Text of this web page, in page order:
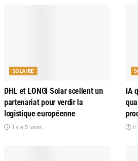
SOLAIRE
DHL et LONGi Solar scellent un
partenariat pour verdir la
logistique européenne
il y a 5 jours
IA
il